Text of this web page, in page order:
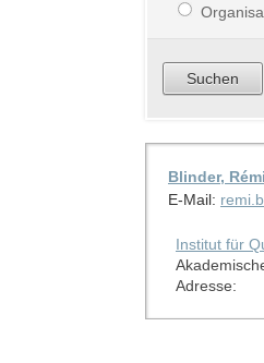
Blinder,
E-Mail:
Institut für
Adresse: